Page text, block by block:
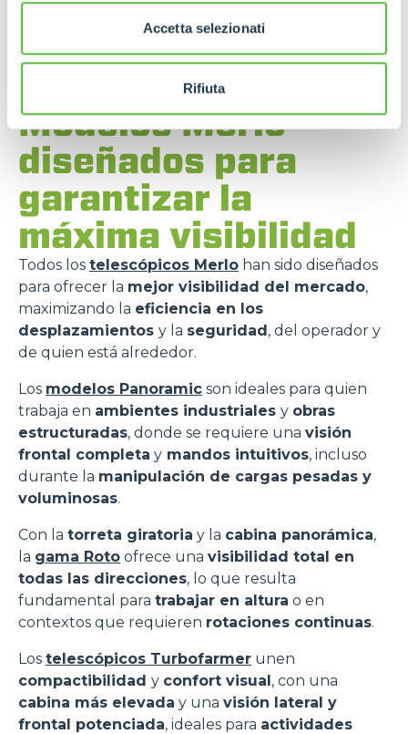
Accetta selezionati
Rifiuta
Modelos Merlo
diseñados para
garantizar la
máxima visibilidad
Todos los telescópicos Merlo han sido diseñados
para ofrecer la mejor visibilidad del mercado,
maximizando la eficiencia en los
desplazamientos y la seguridad, del operador y
de quien está alrededor.
Los modelos Panoramic son ideales para quien
trabaja en ambientes industriales y obras
estructuradas, donde se requiere una visión
frontal completa y mandos intuitivos, incluso
durante la manipulación de cargas pesadas y
voluminosas.
Con la torreta giratoria y la cabina panorámica,
la gama Roto ofrece una visibilidad total en
todas las direcciones, lo que resulta
fundamental para trabajar en altura o en
contextos que requieren rotaciones continuas.
Los telescópicos Turbofarmer unen
compactibilidad y confort visual, con una
cabina más elevada y una visión lateral y
frontal potenciada, ideales para actividades